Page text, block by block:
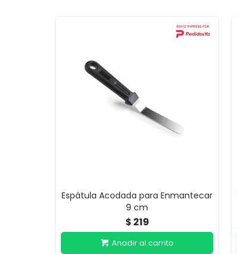
Espátula Acodada para Enmantecar
9 cm
$ 219